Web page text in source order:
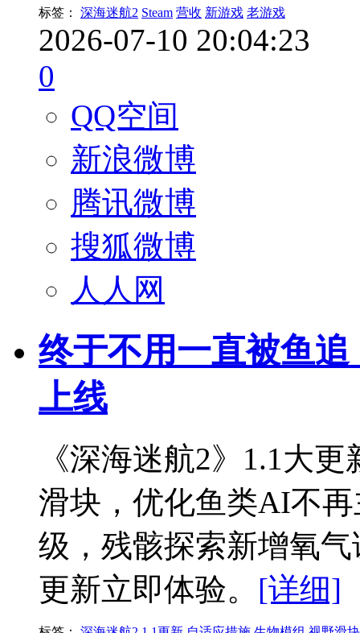
标签： 深海迷航2 Steam 营收 新游戏 老游戏
2026-07-10 20:04:23
0
QQ空间
新浪微博
腾讯微博
搜狐微博
人人网
终于不用一直被鱼
上线
《深海迷航2》1.1大
滑块，优化鱼类AI不
级，残骸探索新增氧
更新立即体验。 [详细]